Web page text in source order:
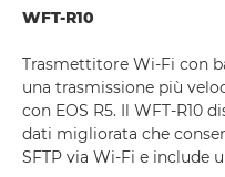
WFT-R10
Trasmettitore Wi-Fi con
una trasmissione più
con EOS R5. Il WFT-R10
dati migliorata che
SFTP via Wi-Fi e include